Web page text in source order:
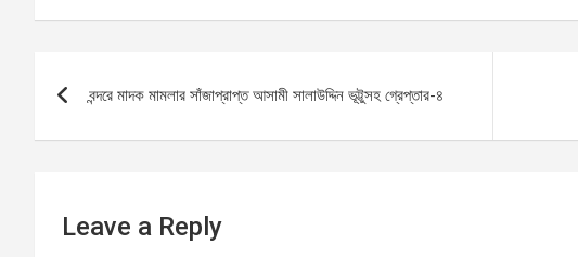
ce
o
ail at
A
se
g
ar
navigation
বন্দরে মাদক মামলার সাঁজাপ্রাপ্ত আসামী সালাউদ্দিন ভূট্টুসহ গ্রেপ্তার-৪
Leave a Reply